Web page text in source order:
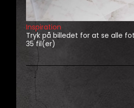
Inspiration
Tryk på billedet for at se alle
35 fil(er)